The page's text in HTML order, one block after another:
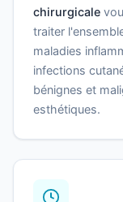
chirurgicale
traiter
maladies
infections
bénignes et
esthétiques.